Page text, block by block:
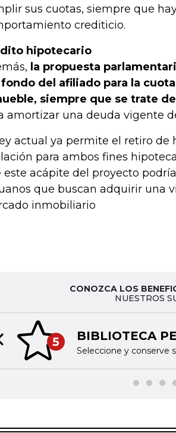
sus cuotas, siempre que
crediticio.
hipotecario
la propuesta
del afiliado para la
siempre que se trate
amortizar una deuda vigente
actual ya permite el retiro de
para ambos fines
este acápite del proyecto
que buscan adquirir una
inmobiliario
CONOZCA LOS
NUESTROS
5 BIBLIOTECA
Seleccione y conserve
slide